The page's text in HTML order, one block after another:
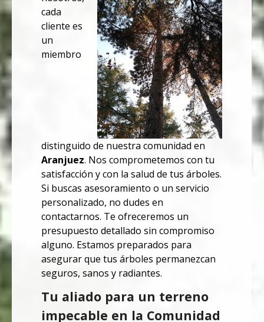
cada
cliente es
un
miembro
distinguido de nuestra comunidad en
Aranjuez. Nos comprometemos con tu
satisfacción y con la salud de tus árboles.
Si buscas asesoramiento o un servicio
personalizado, no dudes en
contactarnos. Te ofreceremos un
presupuesto detallado sin compromiso
alguno. Estamos preparados para
asegurar que tus árboles permanezcan
seguros, sanos y radiantes.
Tu aliado para un terreno
impecable en la Comunidad